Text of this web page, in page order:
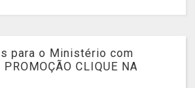
para o Ministério com
CLIQUE NA